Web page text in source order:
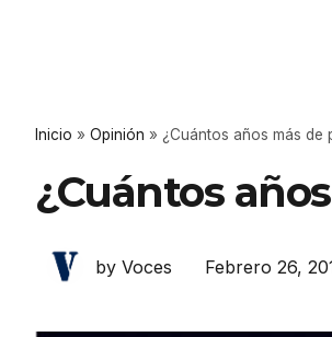
Inicio » Opinión » ¿Cuántos años más de
¿Cuántos
by Voces Febrero 26,